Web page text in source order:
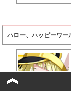
ハロー、ハッピーワー